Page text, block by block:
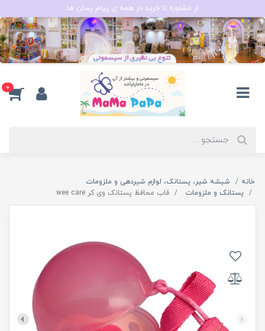
از مشاوره تا خرید در همه ی پیام رسان ها
0
خانه
شیشه شیر، پستانک، لوازم شیردهی و ملزومات
پستانک و ملزومات
قاب محافظ پستانک وی کر wee care